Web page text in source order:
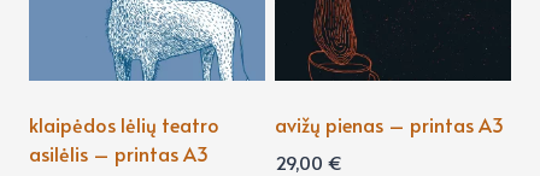
klaipėdos lėlių teatro
asilėlis – printas A3
avižų pienas – printas A3
29,00 €